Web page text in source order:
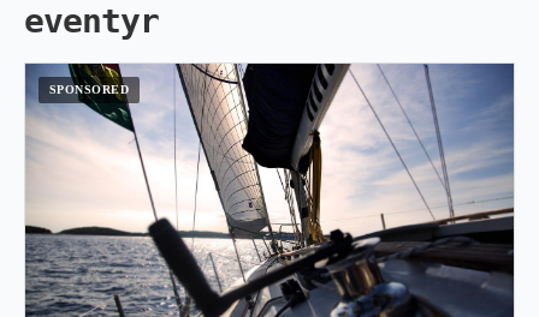
eventyr